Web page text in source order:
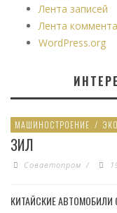
Лента записей
Лента
WordPress.org
МАШИНОСТРОЕНИЕ /
ЗИЛ
Совавтопром /
КИТАЙСКИЕ